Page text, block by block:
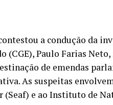
a condução da
(CGE), Paulo Farias
de emendas
As suspeitas
e ao Instituto de